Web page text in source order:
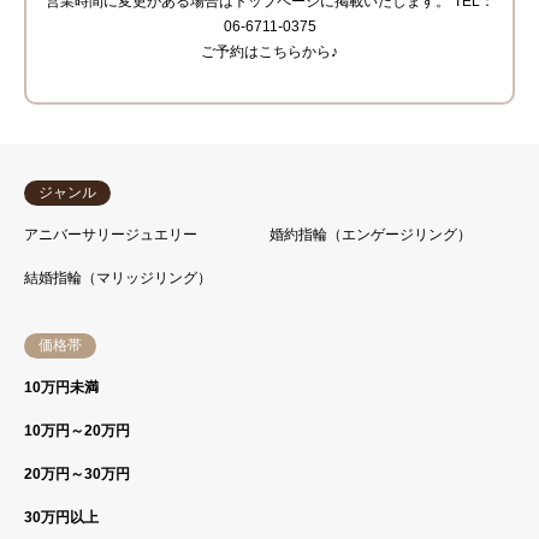
06-6711-0375
ご予約はこちらから♪
ジャンル
アニバーサリージュエリー 婚約指輪（エンゲージリング）
結婚指輪（マリッジリング）
価格帯
10万円未満
10万円～20万円
20万円～30万円
30万円以上